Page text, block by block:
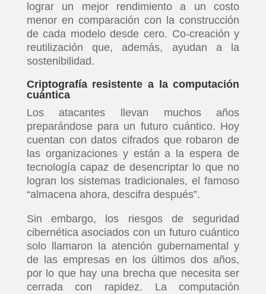
lograr un mejor rendimiento a un costo
menor en comparación con la construcción
de cada modelo desde cero. Co-creación y
reutilización que, además, ayudan a la
sostenibilidad.
Criptografía resistente a la computación
cuántica
Los atacantes llevan muchos años
preparándose para un futuro cuántico. Hoy
cuentan con datos cifrados que robaron de
las organizaciones y están a la espera de
tecnología capaz de desencriptar lo que no
logran los sistemas tradicionales, el famoso
“almacena ahora, descifra después”.
Sin embargo, los riesgos de seguridad
cibernética asociados con un futuro cuántico
solo llamaron la atención gubernamental y
de las empresas en los últimos dos años,
por lo que hay una brecha que necesita ser
cerrada con rapidez. La computación